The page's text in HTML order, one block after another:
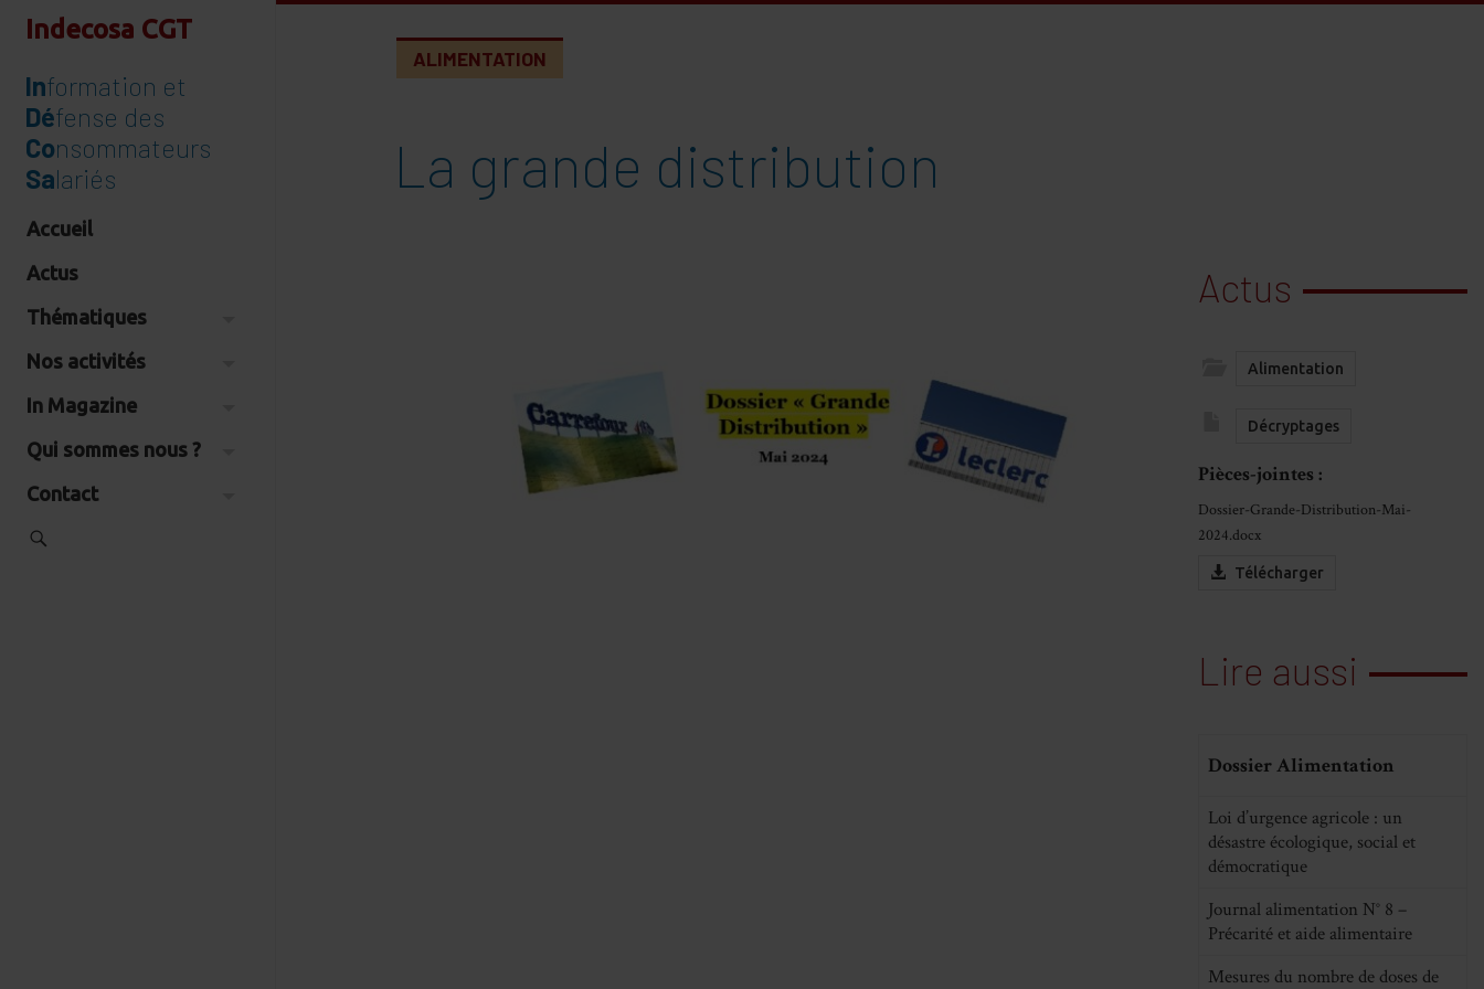
Indecosa CGT
Information et
Défense des
Consommateurs
Salariés
Accueil
Actus
Thématiques
Nos activités
In Magazine
Qui sommes nous ?
Contact
ALIMENTATION
La grande distribution
Actus
Alimentation
Décryptages
Pièces-jointes :
Dossier-Grande-Distribution-Mai-
2024.docx
Télécharger
Lire aussi
Dossier Alimentation
Loi d’urgence agricole : un
désastre écologique, social et
démocratique
Journal alimentation N° 8 –
Précarité et aide alimentaire
Mesures du nombre de doses de